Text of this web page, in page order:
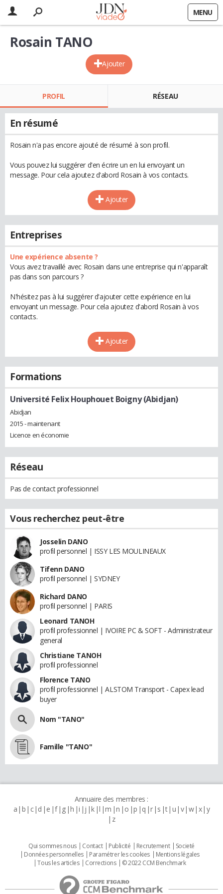
MENU
Ajouter
Rosain TANO
PROFIL RÉSEAU
En résumé
Rosain n'a pas encore ajouté de résumé à son profil.
Vous pouvez lui suggérer d'en écrire un en lui envoyant un
message. Pour cela ajoutez d'abord Rosain à vos contacts.
Ajouter
Entreprises
Une expérience absente ?
Vous avez travaillé avec Rosain dans une entreprise qui n'apparaît
pas dans son parcours ?
N'hésitez pas à lui suggérer d'ajouter cette expérience en lui
envoyant un message. Pour cela ajoutez d'abord Rosain à vos
contacts.
Ajouter
Formations
Université Felix Houphouet Boigny (Abidjan)
Abidjan
2015 - maintenant
Licence en économie
Réseau
Pas de contact professionnel
Vous recherchez peut-être
Josselin DANO
profil personnel | ISSY LES MOULINEAUX
Tifenn DANO
profil personnel | SYDNEY
Richard DANO
profil personnel | PARIS
Leonard TANOH
profil professionnel | IVOIRE PC & SOFT - Administrateur
general
Christiane TANOH
profil professionnel
Florence TANO
profil professionnel | ALSTOM Transport - Capex lead
buyer
Nom "TANO"
Famille "TANO"
Annuaire des membres :
a b c d e f g h i j k l m n o p q r s t u v w x y
z
Qui sommes nous Contact Publicité Recrutement
Societé
Données personnelles
Paramétrer les cookies
Mentions légales
Tous les articles
Corrections © 2022 CCM Benchmark